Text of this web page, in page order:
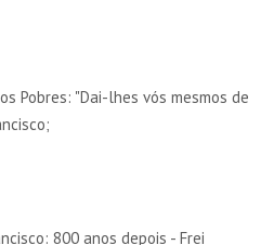
Pobres: "Dai-lhes vós mesmos de
800 anos depois - Frei